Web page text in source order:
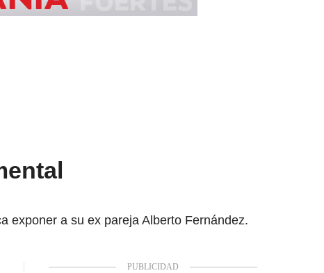
exponer a su ex pareja Alberto Fernández.